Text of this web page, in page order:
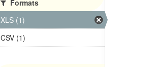
Formats
XLS (1)
CSV (1)